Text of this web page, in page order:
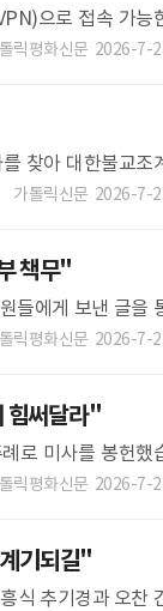
으로 접속 가능
개 가운데 절반 이
릭평화신문 2026-7-
찾아 대한불교조계
연대로 공동선을
가톨릭신문 2026-7-
책무"
들에게 보낸 글을
통일부의 시대적
릭평화신문 2026-7-
힘써달라"
로 미사를 봉헌했
자가 보도합니다. [
릭평화신문 2026-7-
기되길"
식 추기경과 오찬